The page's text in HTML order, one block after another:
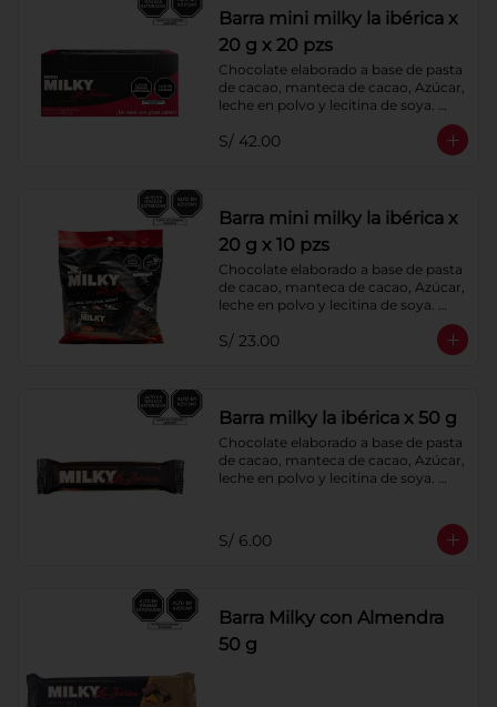
Barra mini milky la ibérica x
20 g x 20 pzs
Chocolate elaborado a base de pasta
de cacao, manteca de cacao, Azúcar,
leche en polvo y lecitina de soya.
S/ 42.00
Barra mini milky la ibérica x
20 g x 10 pzs
Chocolate elaborado a base de pasta
de cacao, manteca de cacao, Azúcar,
leche en polvo y lecitina de soya.
S/ 23.00
Barra milky la ibérica x 50 g
Chocolate elaborado a base de pasta
de cacao, manteca de cacao, Azúcar,
leche en polvo y lecitina de soya.
S/ 6.00
Barra Milky con Almendra
50 g